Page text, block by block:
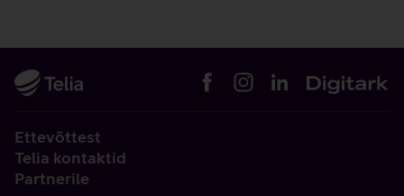
Ettevõttest
Telia kontaktid
Partnerile